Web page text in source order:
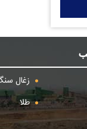
زغال
طلا